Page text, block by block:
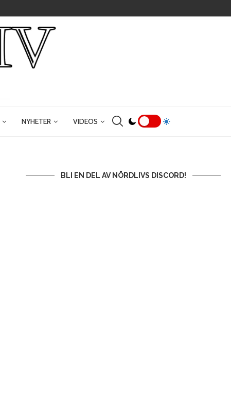
NYHETER VIDEOS
BLI EN DEL AV NÖRDLIVS DISCORD!